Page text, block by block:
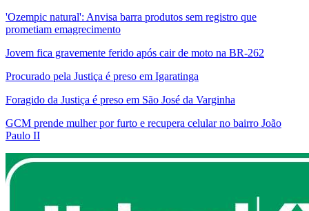
'Ozempic natural': Anvisa barra produtos sem registro que
prometiam emagrecimento
Jovem fica gravemente ferido após cair de moto na BR-262
Procurado pela Justiça é preso em Igaratinga
Foragido da Justiça é preso em São José da Varginha
GCM prende mulher por furto e recupera celular no bairro João
Paulo II